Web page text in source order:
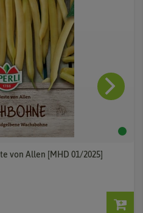
von Allen [MHD 01/2025]